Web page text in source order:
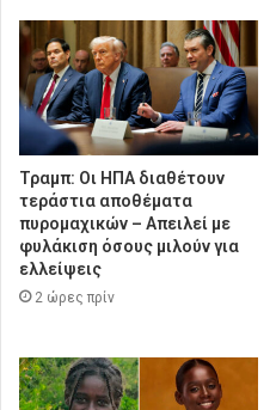
Τραμπ: Οι ΗΠΑ διαθέτουν
τεράστια αποθέματα
πυρομαχικών – Απειλεί με
φυλάκιση όσους μιλούν για
ελλείψεις
2 ώρες πρίν